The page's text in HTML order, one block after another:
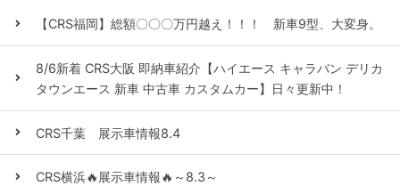
【CRS福岡】総額〇〇〇万円越え！！！ 新車9型、大変身。
8/6新着 CRS大阪 即納車紹介【ハイエース キャラバン デリカ
タウンエース 新車 中古車 カスタムカー】日々更新中！
CRS千葉 展示車情報8.4
CRS横浜🔥展示車情報🔥～8.3～